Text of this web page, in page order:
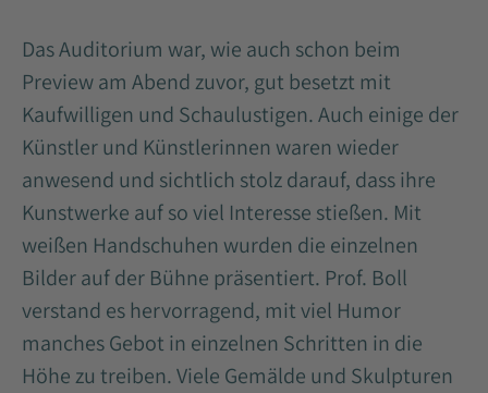
Das Auditorium war, wie auch schon beim
Preview am Abend zuvor, gut besetzt mit
Kaufwilligen und Schaulustigen. Auch einige der
Künstler und Künstlerinnen waren wieder
anwesend und sichtlich stolz darauf, dass ihre
Kunstwerke auf so viel Interesse stießen. Mit
weißen Handschuhen wurden die einzelnen
Bilder auf der Bühne präsentiert. Prof. Boll
verstand es hervorragend, mit viel Humor
manches Gebot in einzelnen Schritten in die
Höhe zu treiben. Viele Gemälde und Skulpturen